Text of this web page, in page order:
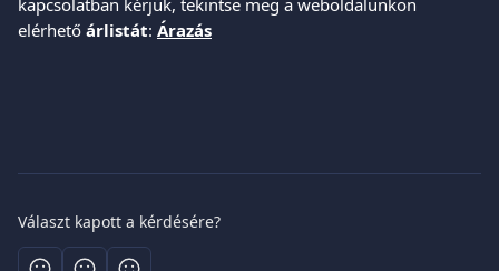
kapcsolatban kérjük, tekintse meg a weboldalunkon
elérhető árlistát: Árazás
Választ kapott a kérdésére?